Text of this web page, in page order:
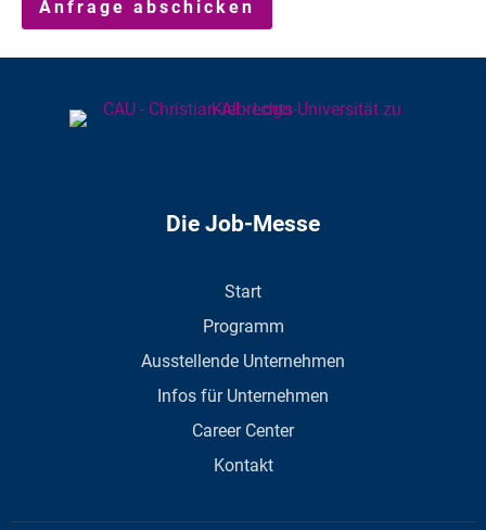
Die Job-Messe
Start
Programm
Ausstellende Unternehmen
Infos für Unternehmen
Career Center
Kontakt